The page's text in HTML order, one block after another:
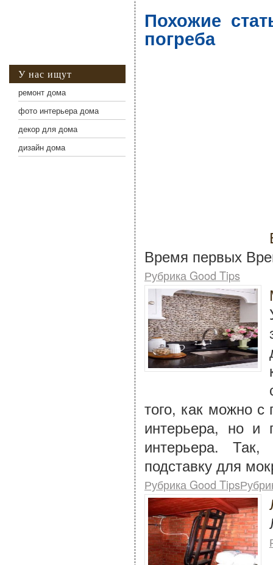
Похожие
погреба
Время первых
Рубрика Good Tips
того, как можно
интерьера, но и
интерьера.
подставку для
Рубрика Good
У нас ищут
ремонт дома
фото интерьера дома
декор для дома
дизайн дома